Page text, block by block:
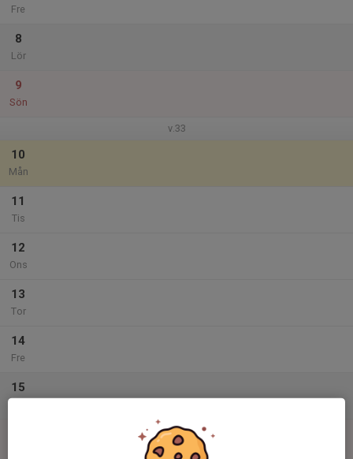
Fre
8
Lör
9
Sön
v.33
10
Mån
11
Tis
12
Ons
13
Tor
14
Fre
15